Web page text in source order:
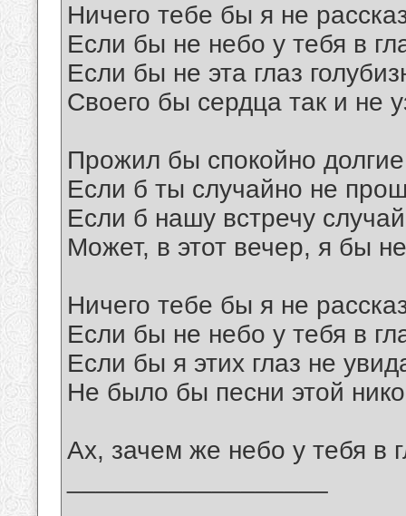
Ничего тебе бы я не
Если бы не небо у тебя в
Если бы не эта глаз
Своего бы сердца так и не
Прожил бы спокойно долгие
Если б ты случайно не
Если б нашу встречу
Может, в этот вечер, я бы
Ничего тебе бы я не
Если бы не небо у тебя в
Если бы я этих глаз не
Не было бы песни этой
Ах, зачем же небо у тебя в